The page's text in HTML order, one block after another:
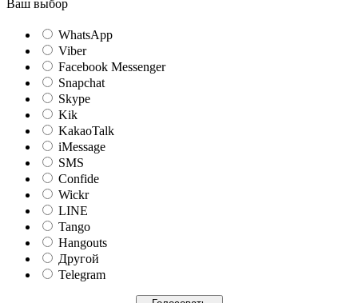
Ваш выбор
WhatsApp
Viber
Facebook Messenger
Snapchat
Skype
Kik
KakaoTalk
iMessage
SMS
Confide
Wickr
LINE
Tango
Hangouts
Другой
Telegram